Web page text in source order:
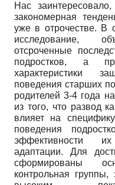
Нас
закономерная
уже в отрочестве. В
исследование,
отсроченные
подростков, а
характеристики
поведения старших
родителей 3-4 года
из того, что развод
влияет на
поведения
эффективности их
адаптации. Для
сформированы
контрольная группы,